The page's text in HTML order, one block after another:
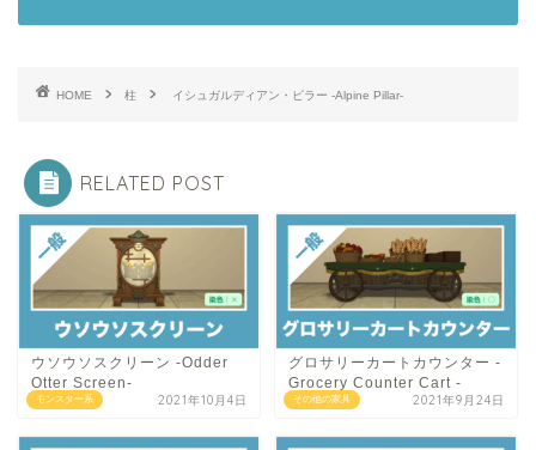
HOME 柱 イシュガルディアン・ピラー -Alpine Pillar-
RELATED POST
モンスター系
ウソウソスクリーン -Odder
Otter Screen-
2021年10月4日 その他の家具
グロサリーカートカウンター -
Grocery Counter Cart -
2021年9月24日